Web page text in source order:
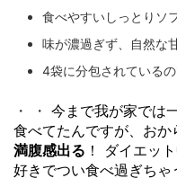
食べやすいしっとり
味が濃過ぎず、自然な
4袋に分包されている
・ ・ 今まで我が家では
食べてたんですが、おか
満腹感出る ！
ダイエッ
好きでつい食べ過ぎち